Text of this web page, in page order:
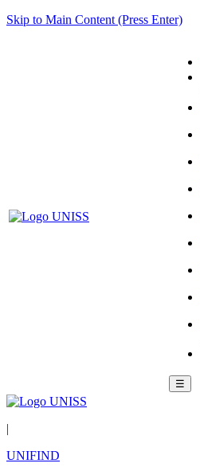
Skip to Main Content (Press Enter)
☰
|
UNIFIND